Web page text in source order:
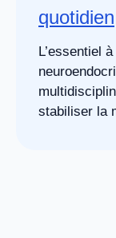
quotidien
L’essentiel
stabiliser la